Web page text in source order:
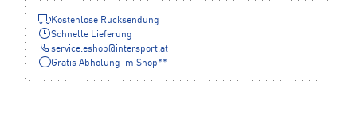
Kostenlose Rücksendung
Schnelle Lieferung
service.eshop@intersport.at
Gratis Abholung im Shop**